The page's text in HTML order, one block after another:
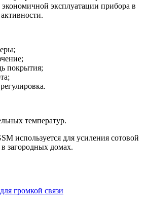
экономичной эксплуатации прибора в
покрытия;
температур.
используется для усиления сотовой
загородных домах.
громкой связи